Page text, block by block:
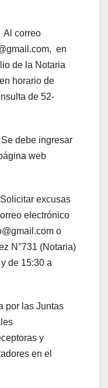
Al correo
en
de la Notaria
horario de
de 52-
debe ingresar
web
excusas
electrónico
o
N°731 (Notaria)
de 15:30 a
por las Juntas
y
en el